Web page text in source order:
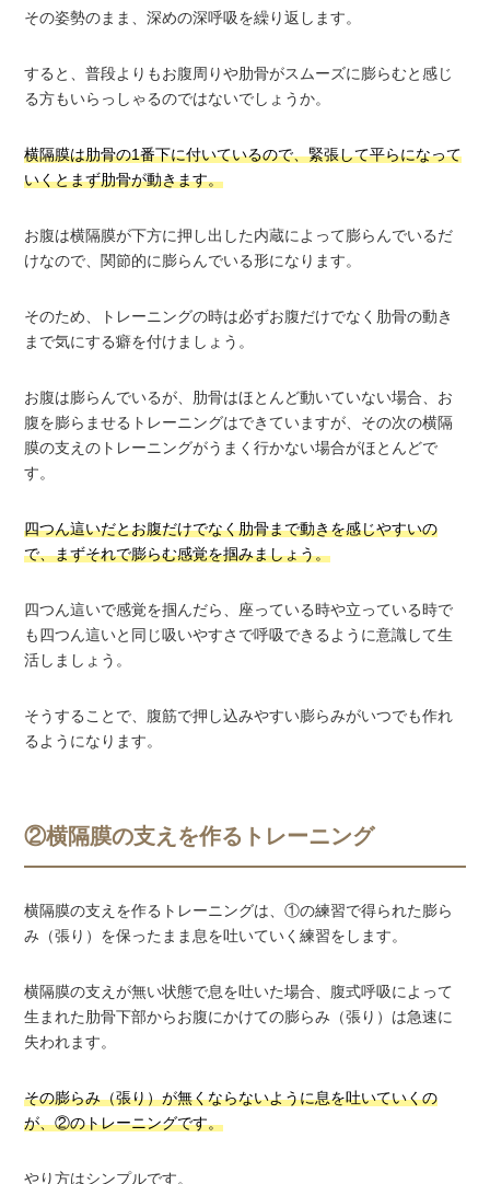
その姿勢のまま、深めの深呼吸を繰り返します。
すると、普段よりもお腹周りや肋骨がスムーズに膨らむと感じ
る方もいらっしゃるのではないでしょうか。
横隔膜は肋骨の1番下に付いているので、緊張して平らになって
いくとまず肋骨が動きます。
お腹は横隔膜が下方に押し出した内蔵によって膨らんでいるだ
けなので、関節的に膨らんでいる形になります。
そのため、トレーニングの時は必ずお腹だけでなく肋骨の動き
まで気にする癖を付けましょう。
お腹は膨らんでいるが、肋骨はほとんど動いていない場合、お
腹を膨らませるトレーニングはできていますが、その次の横隔
膜の支えのトレーニングがうまく行かない場合がほとんどで
す。
四つん這いだとお腹だけでなく肋骨まで動きを感じやすいの
で、まずそれで膨らむ感覚を掴みましょう。
四つん這いで感覚を掴んだら、座っている時や立っている時で
も四つん這いと同じ吸いやすさで呼吸できるように意識して生
活しましょう。
そうすることで、腹筋で押し込みやすい膨らみがいつでも作れ
るようになります。
②横隔膜の支えを作るトレーニング
横隔膜の支えを作るトレーニングは、①の練習で得られた膨ら
み（張り）を保ったまま息を吐いていく練習をします。
横隔膜の支えが無い状態で息を吐いた場合、腹式呼吸によって
生まれた肋骨下部からお腹にかけての膨らみ（張り）は急速に
失われます。
その膨らみ（張り）が無くならないように息を吐いていくの
が、②のトレーニングです。
やり方はシンプルです。